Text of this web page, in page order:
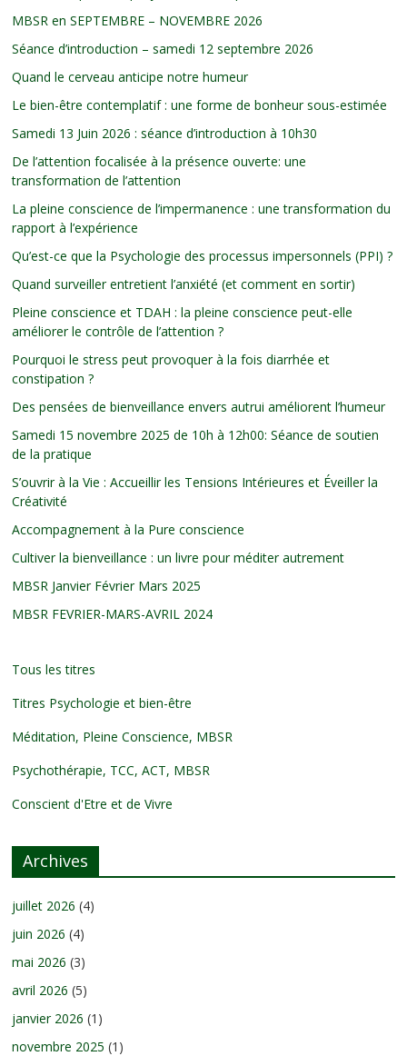
MBSR en SEPTEMBRE – NOVEMBRE 2026
Séance d’introduction – samedi 12 septembre 2026
Quand le cerveau anticipe notre humeur
Le bien-être contemplatif : une forme de bonheur sous-estimée
Samedi 13 Juin 2026 : séance d’introduction à 10h30
De l’attention focalisée à la présence ouverte: une
transformation de l’attention
La pleine conscience de l’impermanence : une transformation du
rapport à l’expérience
Qu’est-ce que la Psychologie des processus impersonnels (PPI) ?
Quand surveiller entretient l’anxiété (et comment en sortir)
Pleine conscience et TDAH : la pleine conscience peut-elle
améliorer le contrôle de l’attention ?
Pourquoi le stress peut provoquer à la fois diarrhée et
constipation ?
Des pensées de bienveillance envers autrui améliorent l’humeur
Samedi 15 novembre 2025 de 10h à 12h00: Séance de soutien
de la pratique
S’ouvrir à la Vie : Accueillir les Tensions Intérieures et Éveiller la
Créativité
Accompagnement à la Pure conscience
Cultiver la bienveillance : un livre pour méditer autrement
MBSR Janvier Février Mars 2025
MBSR FEVRIER-MARS-AVRIL 2024
Tous les titres
Titres Psychologie et bien-être
Méditation, Pleine Conscience, MBSR
Psychothérapie, TCC, ACT, MBSR
Conscient d'Etre et de Vivre
Archives
juillet 2026 (4)
juin 2026 (4)
mai 2026 (3)
avril 2026 (5)
janvier 2026 (1)
novembre 2025 (1)